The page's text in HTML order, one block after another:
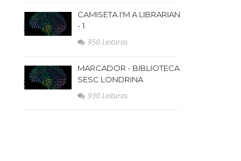
CAMISETA I'M A LIBRARIAN
- 1
950 Leituras
MARCADOR - BIBLIOTECA
SESC LONDRINA
930 Leituras